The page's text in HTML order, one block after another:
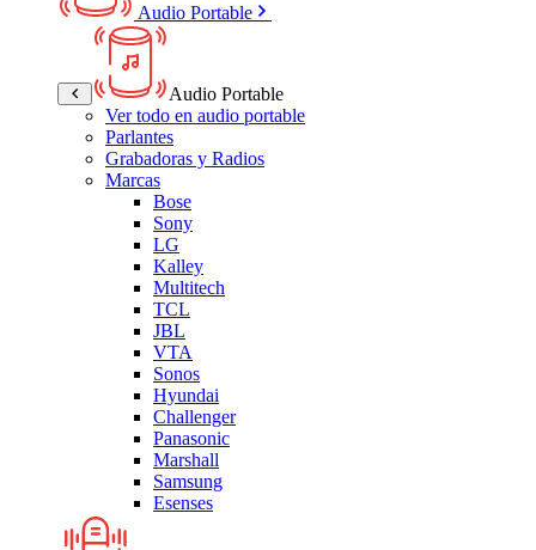
Audio Portable
Audio Portable
Ver todo en audio portable
Parlantes
Grabadoras y Radios
Marcas
Bose
Sony
LG
Kalley
Multitech
TCL
JBL
VTA
Sonos
Hyundai
Challenger
Panasonic
Marshall
Samsung
Esenses